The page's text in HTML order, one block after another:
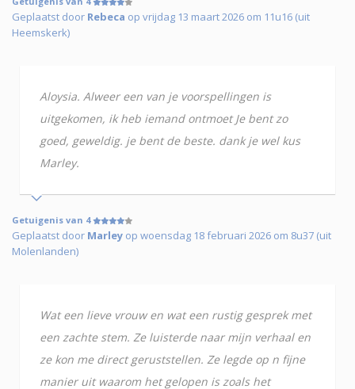
Geplaatst door Rebeca op vrijdag 13 maart 2026 om 11u16 (uit
Heemskerk)
Aloysia. Alweer een van je voorspellingen is
uitgekomen, ik heb iemand ontmoet Je bent zo
goed, geweldig. je bent de beste. dank je wel kus
Marley.
Getuigenis van 4
Geplaatst door Marley op woensdag 18 februari 2026 om 8u37 (uit
Molenlanden)
Wat een lieve vrouw en wat een rustig gesprek met
een zachte stem. Ze luisterde naar mijn verhaal en
ze kon me direct geruststellen. Ze legde op n fijne
manier uit waarom het gelopen is zoals het